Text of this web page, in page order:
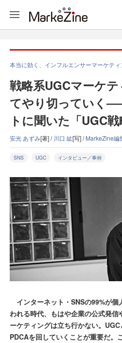
本当に効く、インフルエンサーマーケティ
戦略系UGCマーケ
てやり切っていく
トに聞いた「UGC戦
安光 あずみ[著] / 川口 紘[写] /MarkeZine編
SNS UGC インタビュー／事例
インターネット・SNSの99%が個
われる時代、もはや企業の公式発
ーケティングは立ち行かない。UGC
PDCAを回していくことが重要だ。